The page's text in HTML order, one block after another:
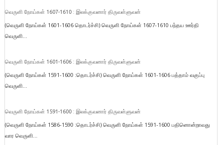
வெருளி நோய்கள் 1607-1610 : இலக்குவனார் திருவள்ளுவன்
(வெருளி நோய்கள் 1601-1606 தொடர்ச்சி) வெருளி நோய்கள் 1607-1610 பந்தய ஊர்தி
வெருளி...
வெருளி நோய்கள் 1601-1606 : இலக்குவனார் திருவள்ளுவன்
(வெருளி நோய்கள் 1591-1600 :தொடர்ச்சி) வெருளி நோய்கள் 1601-1606 பத்தாம் வகுப்பு
வெருளி...
வெருளி நோய்கள் 1591-1600 : இலக்குவனார் திருவள்ளுவன்
(வெருளி நோய்கள் 1586-1590 :தொடர்ச்சி) வெருளி நோய்கள் 1591-1600 பதினொன்றாவது
வார வெருளி...